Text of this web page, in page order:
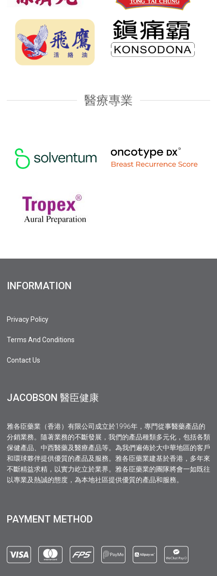
醫療專業
INFORMATION
Privacy Policy
Terms And Conditions
Contact Us
JACOBSON 醫臣健康
雅各臣藥業（香港）有限公司成立於1996年，專門從事醫藥產品的
分銷業務。隨著業務的不斷發展，我們的產品種類多元化，包括各類
保健產品、中西醫藥及醫療產品等。為我們遍佈於大中華地區的客戶
和環球夥伴提供優質的產品及服務。雅各臣藥業建基於香港，多年來
不斷精益求精，以實力屹立於業界。雅各臣藥業的團隊將會一如既往
以專業及熱誠的態度，為本地社區提供優質的產品和服務。
PAYMENT METHOD